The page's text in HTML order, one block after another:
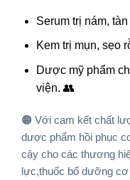
Serum trị nám,
Kem trị mụn, sẹo
Dược mỹ phẩm
viện. 👥
🟠 Với cam kết chất
dược phẩm hồi phục
cậy cho các thương
lực,thuốc bổ dưỡng